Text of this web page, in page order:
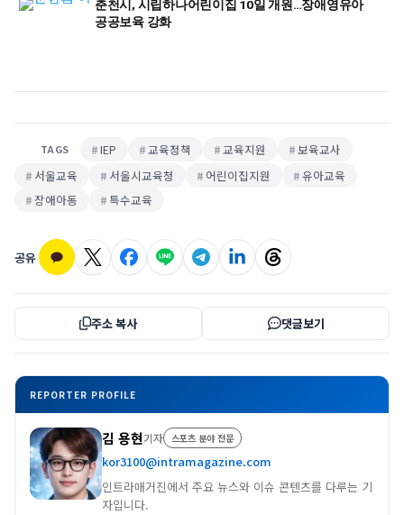
춘천시, 시립하나어린이집 10일 개원…장애영유아
공공보육 강화
TAGS IEP 교육정책 교육지원
보육교사
서울교육
서울시교육청 어린이집지원
유아교육
장애아동
특수교육
공유
주소 복사 댓글보기
REPORTER PROFILE
김 용현기자 스포츠 분야 전문
kor3100@intramagazine.com
인트라매거진에서 주요 뉴스와 이슈 콘텐츠를 다루는 기
자입니다.